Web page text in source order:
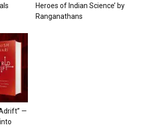
Heroes of Indian Science’ by
Ranganathans
—